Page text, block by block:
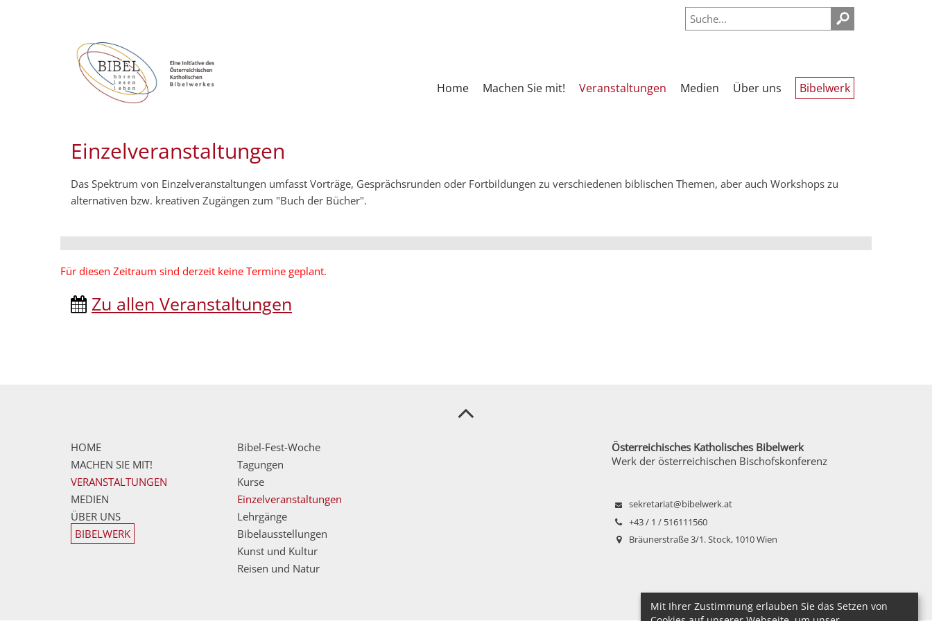
Home Machen Sie mit! Veranstaltungen Medien Über uns Bibelwerk
Einzelveranstaltungen
Das Spektrum von Einzelveranstaltungen umfasst Vorträge, Gesprächsrunden oder Fortbildungen zu verschiedenen biblischen Themen, aber auch Workshops zu
alternativen bzw. kreativen Zugängen zum "Buch der Bücher".
Für diesen Zeitraum sind derzeit keine Termine geplant.
Zu allen Veranstaltungen
HOME
MACHEN SIE MIT!
VERANSTALTUNGEN
Bibel-Fest-Woche
Tagungen
Kurse
Einzelveranstaltungen
Lehrgänge
Bibelausstellungen
Kunst und Kultur
Reisen und Natur
MEDIEN
ÜBER UNS
BIBELWERK
Österreichisches Katholisches Bibelwerk
Werk der österreichischen Bischofskonferenz
sekretariat@bibelwerk.at
+43 / 1 / 516111560
Bräunerstraße 3/1. Stock, 1010 Wien
Mit Ihrer Zustimmung erlauben Sie das Setzen von